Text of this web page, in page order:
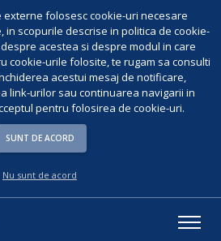
folosesc cookie-uri necesare
scopurile descrise in politica de cookie-
acestea si despre modul in care
cookie-urile folosite, te rugam sa consulti
acestui mesaj de notificare,
link-urilor sau continuarea navigarii in
pentru folosirea de cookie-uri.
SUNT DE ACORD
Nu sunt de acord